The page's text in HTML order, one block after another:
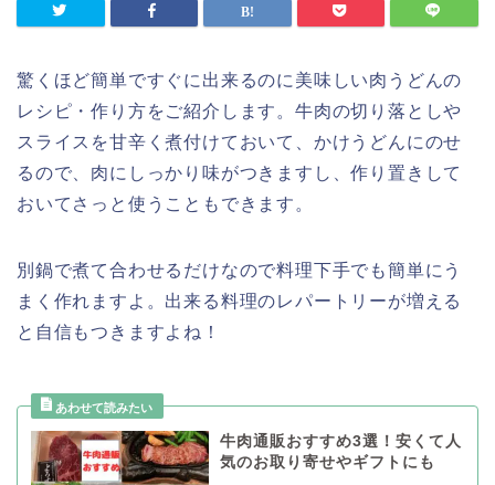
驚くほど簡単ですぐに出来るのに美味しい肉うどんの
レシピ・作り方をご紹介します。牛肉の切り落としや
スライスを甘辛く煮付けておいて、かけうどんにのせ
るので、肉にしっかり味がつきますし、作り置きして
おいてさっと使うこともできます。
別鍋で煮て合わせるだけなので料理下手でも簡単にう
まく作れますよ。出来る料理のレパートリーが増える
と自信もつきますよね！
牛肉通販おすすめ3選！安くて人
気のお取り寄せやギフトにも